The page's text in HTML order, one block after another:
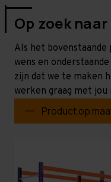
Op zoek
Als het
wens en
zijn dat we te maken
werken graag met jou
Product op